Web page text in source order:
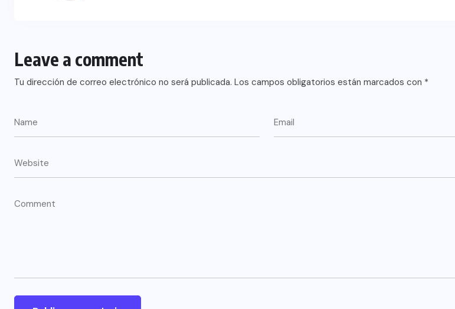
Leave a comment
Tu dirección de correo electrónico no será publicada. Los campos obligatorios están marcados con *